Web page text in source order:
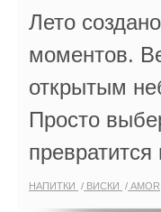
Лето
моментов.
открытым
Просто
НАПИТКИ ВИСКИ AMOR